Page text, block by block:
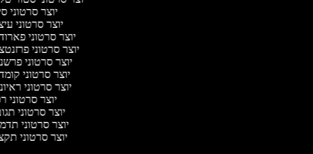
יוצר סרטוני
יוצר סרטוני
יוצר סרטוני
יוצר סרטוני
יוצר סרטוני
יוצר סרטוני
יוצר סרטוני
יוצר סרטוני
יוצר סרטוני
יוצר סרטוני
יוצר סרטוני